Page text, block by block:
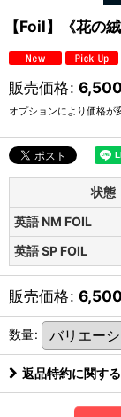
【Foil】《花
販売価格: 6,500
オプションにより価格が
状態
英語 NM FOIL
英語 SP FOIL
販売価格: 6,500
数量:
返品特約に関す